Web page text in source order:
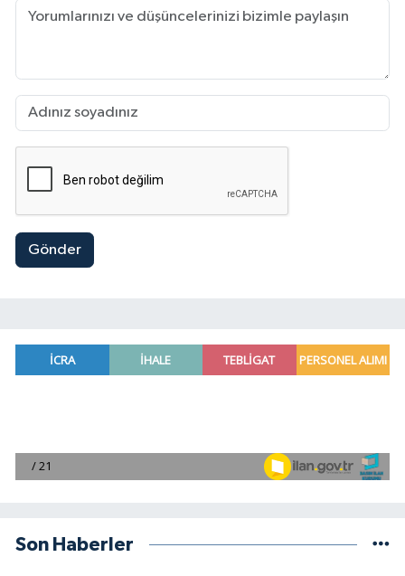
Gönder
Son Haberler